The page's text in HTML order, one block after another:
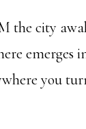
the city
emerges
you